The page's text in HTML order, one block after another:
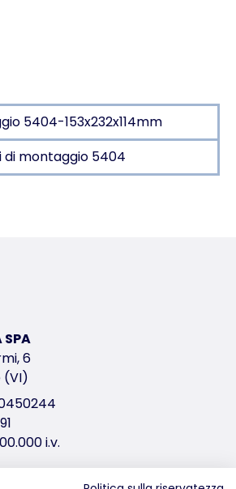
5404-153x232x114mm
di montaggio 5404
numero unico del
SPA
6
(VI)
i.v.